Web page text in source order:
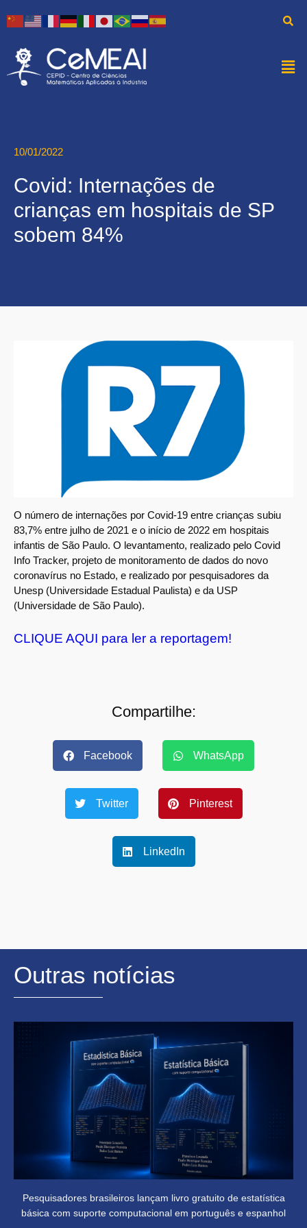
10/01/2022
Covid: Internações de
crianças em hospitais de SP
sobem 84%
O número de internações por Covid-19 entre crianças subiu
83,7% entre julho de 2021 e o início de 2022 em hospitais
infantis de São Paulo. O levantamento, realizado pelo Covid
Info Tracker, projeto de monitoramento de dados do novo
coronavírus no Estado, e realizado por pesquisadores da
Unesp (Universidade Estadual Paulista) e da USP
(Universidade de São Paulo).
CLIQUE AQUI para ler a reportagem!
Compartilhe:
Facebook WhatsApp
Twitter Pinterest
LinkedIn
Outras notícias
Pesquisadores brasileiros lançam livro gratuito de estatística
básica com suporte computacional em português e espanhol